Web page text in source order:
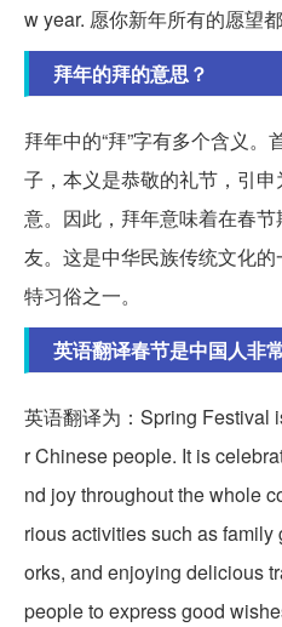
w year. 愿你新年所有的愿望都
拜年的拜的意思？
拜年中的“拜”字有多个含义。
子，本义是恭敬的礼节，引
意。因此，拜年意味着在春
友。这是中华民族传统文化
特习俗之一。
英语翻译春节是中国人非
英语翻译为：Spring Festival
r Chinese people. It is
nd joy throughout the whole
rious activities such as
orks, and enjoying delicious
people to express good